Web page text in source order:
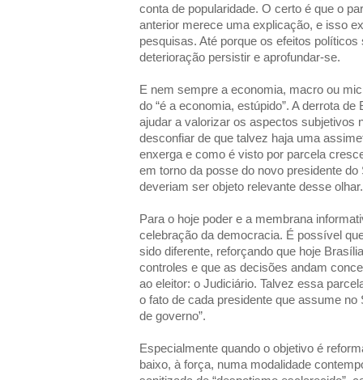
conta de popularidade. O certo é que o
anterior merece uma explicação, e isso
pesquisas. Até porque os efeitos
deterioração persistir e aprofundar-se.
E nem sempre a economia, macro ou
do “é a economia, estúpido”. A derrota
ajudar a valorizar os aspectos subjetivos
desconfiar de que talvez haja uma
enxerga e como é visto por parcela
em torno da posse do novo presidente
deveriam ser objeto relevante desse olhar.
Para o hoje poder e a membrana
celebração da democracia. É possível
sido diferente, reforçando que hoje
controles e que as decisões andam
ao eleitor: o Judiciário. Talvez essa
o fato de cada presidente que assume no
de governo”.
Especialmente quando o objetivo é
baixo, à força, numa modalidade